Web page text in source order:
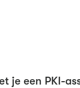
je een PKI-